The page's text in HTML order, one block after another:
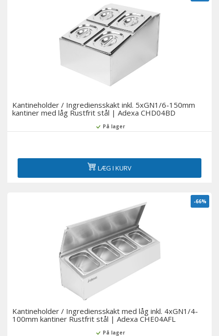
Kantineholder / Ingrediensskakt inkl. 5xGN1/6-150mm
kantiner med låg Rustfrit stål | Adexa CHD04BD
På lager
LÆG I KURV
-66%
Kantineholder / Ingrediensskakt med låg inkl. 4xGN1/4-
100mm kantiner Rustfrit stål | Adexa CHE04AFL
På lager